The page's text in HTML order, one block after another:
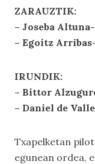
ZARAUZTIK:
– Joseba
– Egoitz
IRUNDIK:
– Bittor
– Daniel de
Txapelketan
egunean ordea,